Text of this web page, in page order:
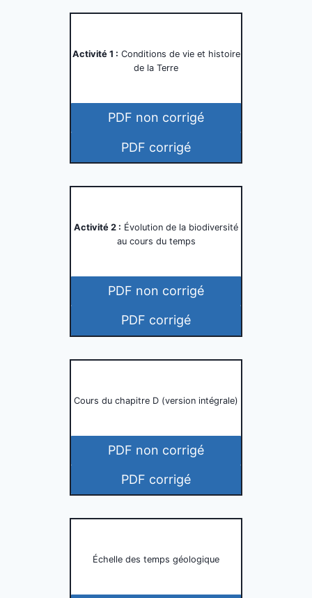
Activité 1 : Conditions de vie et histoire
de la Terre
PDF non corrigé
PDF corrigé
Activité 2 : Évolution de la biodiversité
au cours du temps
PDF non corrigé
PDF corrigé
Cours du chapitre D (version intégrale)
PDF non corrigé
PDF corrigé
Échelle des temps géologique